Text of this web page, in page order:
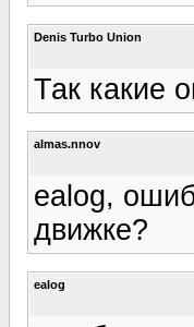
Denis Turbo Union
Так какие
almas.nnov
ealog,
движке?
ealog